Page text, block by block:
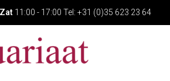
11:00 - 17:00 Tel: +31 (0)35 623 23 64